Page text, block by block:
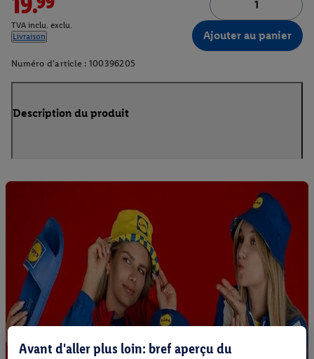
TVA inclu. exclu.
Livraison
Ajouter au panier
Numéro d'article : 100396205
Description du produit
Avant d'aller plus loin: bref aperçu du